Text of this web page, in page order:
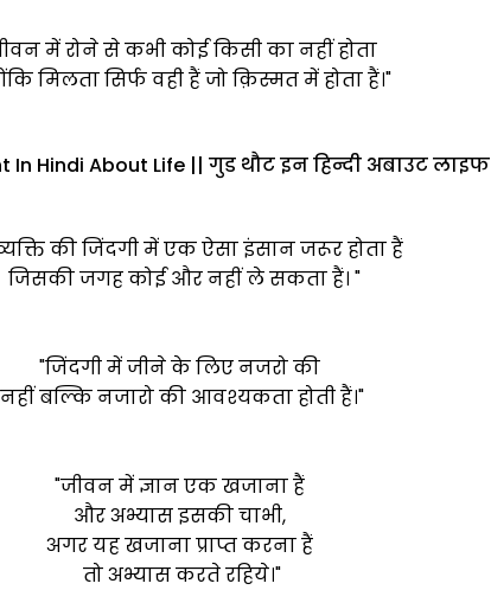
में रोने से कभी कोई किसी का नहीं होता
मिलता सिर्फ वही हैं जो क़िस्मत में होता हैं।"
In Hindi About Life || गुड थौट इन हिन्दी अबाउट लाइफ
की जिंदगी में एक ऐसा इंसान जरूर होता हैं
जिसकी जगह कोई और नहीं ले सकता हैं। "
"जिंदगी में जीने के लिए नजरो की
नहीं बल्कि नजारो की आवश्यकता होती हैं।"
"जीवन में ज्ञान एक खजाना हैं
और अभ्यास इसकी चाभी,
अगर यह खजाना प्राप्त करना हैं
तो अभ्यास करते रहिये।"